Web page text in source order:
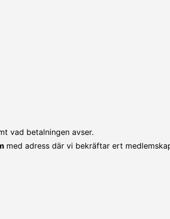
vad betalningen avser.
med adress där vi bekräftar ert